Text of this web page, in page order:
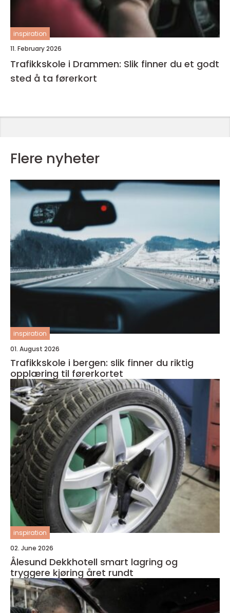
inspiration
11. February 2026
Trafikkskole i Drammen: Slik finner du et godt
sted å ta førerkort
Flere nyheter
inspiration
01. August 2026
Trafikkskole i bergen: slik finner du riktig
opplæring til førerkortet
inspiration
02. June 2026
Ålesund Dekkhotell smart lagring og
tryggere kjøring året rundt